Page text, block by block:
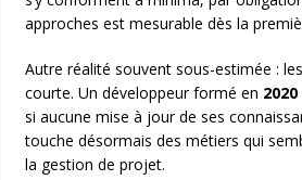
approches est mesurable dès la
Autre réalité souvent sous-estimée :
courte. Un développeur formé en 2020
si aucune mise à jour de ses
touche désormais des métiers qui
la gestion de projet.